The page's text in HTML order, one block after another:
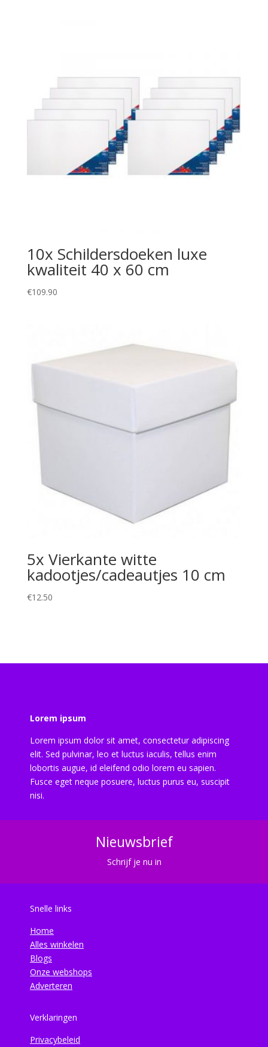
10x Schildersdoeken luxe
kwaliteit 40 x 60 cm
€109.90
5x Vierkante witte
kadootjes/cadeautjes 10 cm
€12.50
Lorem ipsum
Lorem ipsum dolor sit amet, consectetur adipiscing
elit. Sed pulvinar, leo et luctus iaculis, tellus enim
lobortis augue, id eleifend odio lorem eu sapien.
Fusce eget neque posuere, luctus purus eu, suscipit
nisi.
Nieuwsbrief
Schrijf je nu in
Snelle links
Home
Alles winkelen
Blogs
Onze webshops
Adverteren
Verklaringen
Privacybeleid